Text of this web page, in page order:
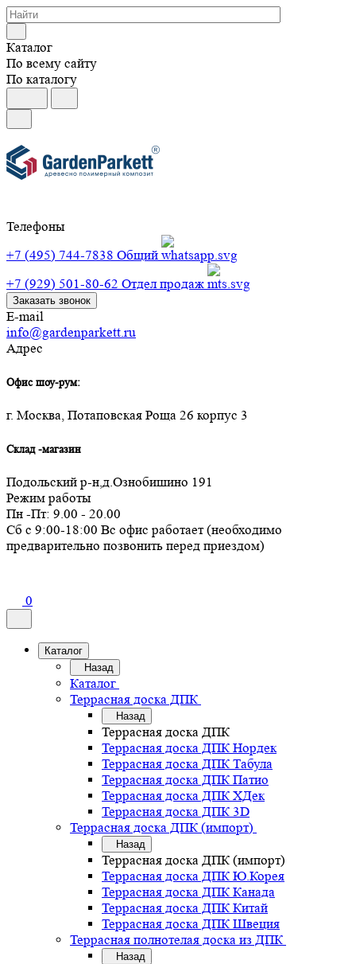
Каталог
По всему сайту
По каталогу
Телефоны
+7 (495) 744-7838 Общий
+7 (929) 501-80-62 Отдел продаж
Заказать звонок
E-mail
info@gardenparkett.ru
Адрес
Офис шоу-рум:
г. Москва, Потаповская Роща 26 корпус 3
Склад -магазин
Подольский р-н,д.Ознобишино 191
Режим работы
Пн -Пт: 9.00 - 20.00
Сб с 9:00-18:00 Вс офис работает (необходимо
предварительно позвонить перед приездом)
0
Каталог
Назад
Каталог
Террасная доска ДПК
Назад
Террасная доска ДПК
Террасная доска ДПК Нордек
Террасная доска ДПК Табула
Террасная доска ДПК Патио
Террасная доска ДПК ХДек
Террасная доска ДПК 3D
Террасная доска ДПК (импорт)
Назад
Террасная доска ДПК (импорт)
Террасная доска ДПК Ю.Корея
Террасная доска ДПК Канада
Террасная доска ДПК Китай
Террасная доска ДПК Швеция
Террасная полнотелая доска из ДПК
Назад